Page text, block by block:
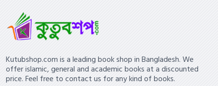
Kutubshop.com is a leading book shop in Bangladesh. We
offer islamic, general and academic books at a discounted
price. Feel free to contact us for any kind of books.